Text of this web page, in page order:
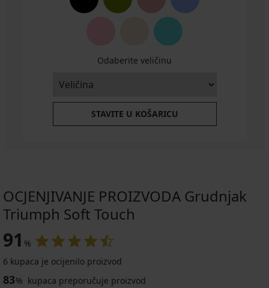
Odaberite veličinu
STAVITE U KOŠARICU
OCJENJIVANJE PROIZVODA Grudnjak
Triumph Soft Touch
91 %
6 kupaca je ocijenilo proizvod
83% kupaca preporučuje proizvod